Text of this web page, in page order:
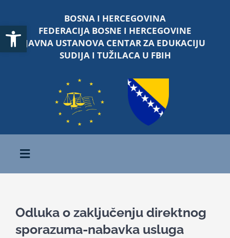
Open toolbar
content
BOSNA I HERCEGOVINA
FEDERACIJA BOSNE I HERCEGOVINE
JAVNA USTANOVA CENTAR ZA EDUKACIJU
SUDIJA I TUŽILACA U FBIH
Toggle
Navigation
O nama
Odluka o zaključenju direktnog
sporazuma-nabavka usluga